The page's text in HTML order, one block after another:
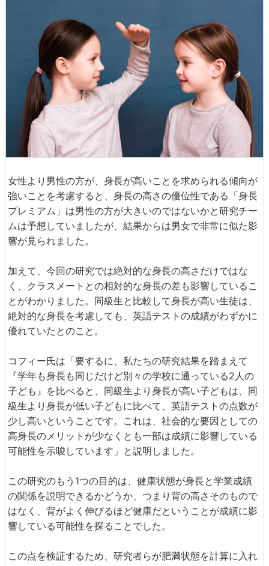
女性より男性の方が、身長が高いことを求められる傾向が
強いことを考慮すると、身長の高さの優位性である「身長
プレミアム」は男性の方が大きいのではないかと研究チー
ムは予想していましたが、結果からは男女で非常に似た影
響が見られました。
加えて、今回の研究では絶対的な身長の高さだけではな
く、クラスメートとの相対的な身長の差も影響しているこ
とがわかりました。同級生と比較して身長が高い生徒は、
絶対的な身長を考慮しても、英語テストの成績がわずかに
優れていたとのこと。
コフィー氏は「要するに、私たちの研究結果を踏まえて
『学年も身長も同じだけど別々の学校に通っている2人の
子ども』を比べると、同級生より身長が高い子どもは、同
級生より身長が低い子どもに比べて、英語テストの点数が
少し高いということです。これは、社会的な要因としての
高身長のメリットが少なくとも一部は成績に影響している
可能性を示唆しています」と説明しました。
この研究のもう1つの目的は、健康状態が身長と学業成績
の関係を説明できるかどうか、つまり背の高さそのもので
はなく、背がよく伸びるほど健康だということが成績に影
響している可能性を探ることでした。
この点を検証するため、研究者らが肥満状態を計算に入れ